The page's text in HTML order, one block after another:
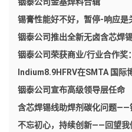
铟泰公司金基焊料合辑
锡膏性能好不好，暂停-响应是
铟泰公司推出全新无卤含芯焊
铟泰公司荣获商业/行业合作奖
Indium8.9HFRV在SMTA 国际
铟泰公司宣布高级领导层任命
含芯焊锡线助焊剂碳化问题——
不忘初心，持续创新——回望我